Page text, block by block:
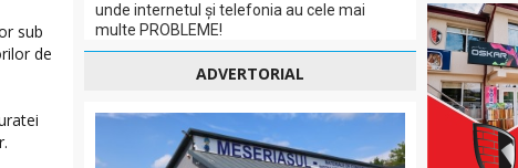
sub
de
unde internetul și telefonia au cele mai
multe PROBLEME!
ADVERTORIAL